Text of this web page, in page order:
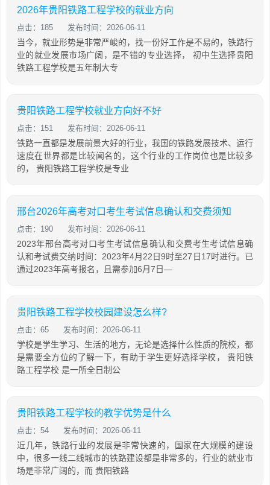
2026年贵阳铁路工程学校的就业方向
点击：185 发布时间：2026-06-11
当今，就业形势是非常严峻的，找一份好工作是不易的，铁路行
业的就业发展市场广阔，是不错的专业选择， 初中生选择贵阳
铁路工程学校是五年制大专
贵阳铁路工程学校就业方向好不好
点击：151 发布时间：2026-06-11
铁路一直都是发展前景大好的行业，我国的铁路发展技术、运行
速度在世界都是比较闻名的，这个行业的工作岗位也是比较多
的， 贵阳铁路工程学校是专业
邢台2026年高考对口考生考试信息确认和交费须知
点击：190 发布时间：2026-06-11
2023年邢台高考对口考生考试信息确认和交费考生考试信息确
认和考试费交纳时间：2023年4月22日9时至27日17时进行。已
通过2023年高考报名，且需参加6月7日—
贵阳铁路工程学校校园建设怎么样?
点击：65 发布时间：2026-06-11
学校是学生学习、生活的地方，无论是选择什么性质的院校，都
是需要全方位的了解一下，有助于学生更好选择学校， 贵阳铁
路工程学校 是一所全日制公
贵阳铁路工程学校的教学优势是什么
点击：54 发布时间：2026-06-11
近几年，铁路行业的发展是非常快速的，国家在大规模的建设
中，很多一线二线城市的铁路建设都是非常多的，行业的就业市
场是非常广阔的，而 贵阳铁路